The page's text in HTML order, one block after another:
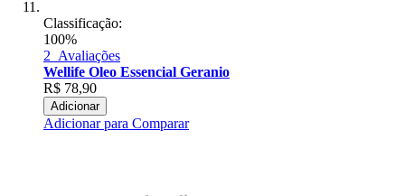
Classificação:
100%
2 Avaliações
Wellife Oleo Essencial Geranio
R$ 78,90
Adicionar
Adicionar para Comparar